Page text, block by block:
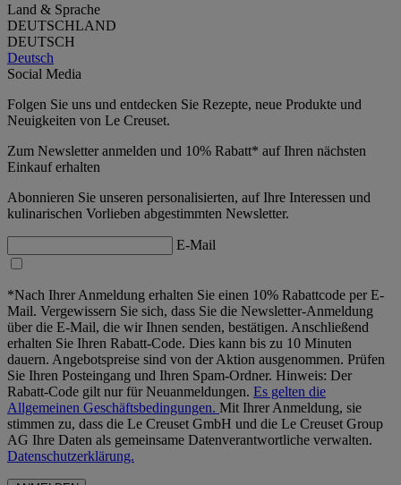
Land & Sprache
DEUTSCHLAND
DEUTSCH
Deutsch
Social Media
Folgen Sie uns und entdecken Sie Rezepte, neue Produkte und
Neuigkeiten von Le Creuset.
Zum Newsletter anmelden und 10% Rabatt* auf Ihren nächsten
Einkauf erhalten
Abonnieren Sie unseren personalisierten, auf Ihre Interessen und
kulinarischen Vorlieben abgestimmten Newsletter.
E-Mail
*Nach Ihrer Anmeldung erhalten Sie einen 10% Rabattcode per E-
Mail. Vergewissern Sie sich, dass Sie die Newsletter-Anmeldung
über die E-Mail, die wir Ihnen senden, bestätigen. Anschließend
erhalten Sie Ihren Rabatt-Code. Dies kann bis zu 10 Minuten
dauern. Angebotspreise sind von der Aktion ausgenommen. Prüfen
Sie Ihren Posteingang und Ihren Spam-Ordner. Hinweis: Der
Rabatt-Code gilt nur für Neuanmeldungen. Es gelten die
Allgemeinen Geschäftsbedingungen. Mit Ihrer Anmeldung, sie
stimmen zu, dass die Le Creuset GmbH und die Le Creuset Group
AG Ihre Daten als gemeinsame Datenverantwortliche verwalten.
Datenschutzerklärung.